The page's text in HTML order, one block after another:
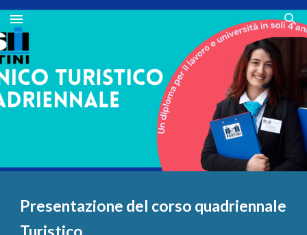
Skip to main content Skip to navigation
Presentazione del corso quadriennale
Turistico